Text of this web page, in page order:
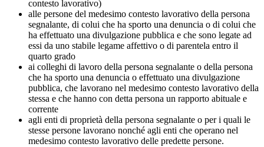
contesto lavorativo)
alle persone del medesimo contesto lavorativo della persona
segnalante, di colui che ha sporto una denuncia o di colui che
ha effettuato una divulgazione pubblica e che sono legate ad
essi da uno stabile legame affettivo o di parentela entro il
quarto grado
ai colleghi di lavoro della persona segnalante o della persona
che ha sporto una denuncia o effettuato una divulgazione
pubblica, che lavorano nel medesimo contesto lavorativo della
stessa e che hanno con detta persona un rapporto abituale e
corrente
agli enti di proprietà della persona segnalante o per i quali le
stesse persone lavorano nonché agli enti che operano nel
medesimo contesto lavorativo delle predette persone.